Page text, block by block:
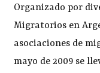
Organizado por
Migratorios en
asociaciones de
mayo de 2009 se